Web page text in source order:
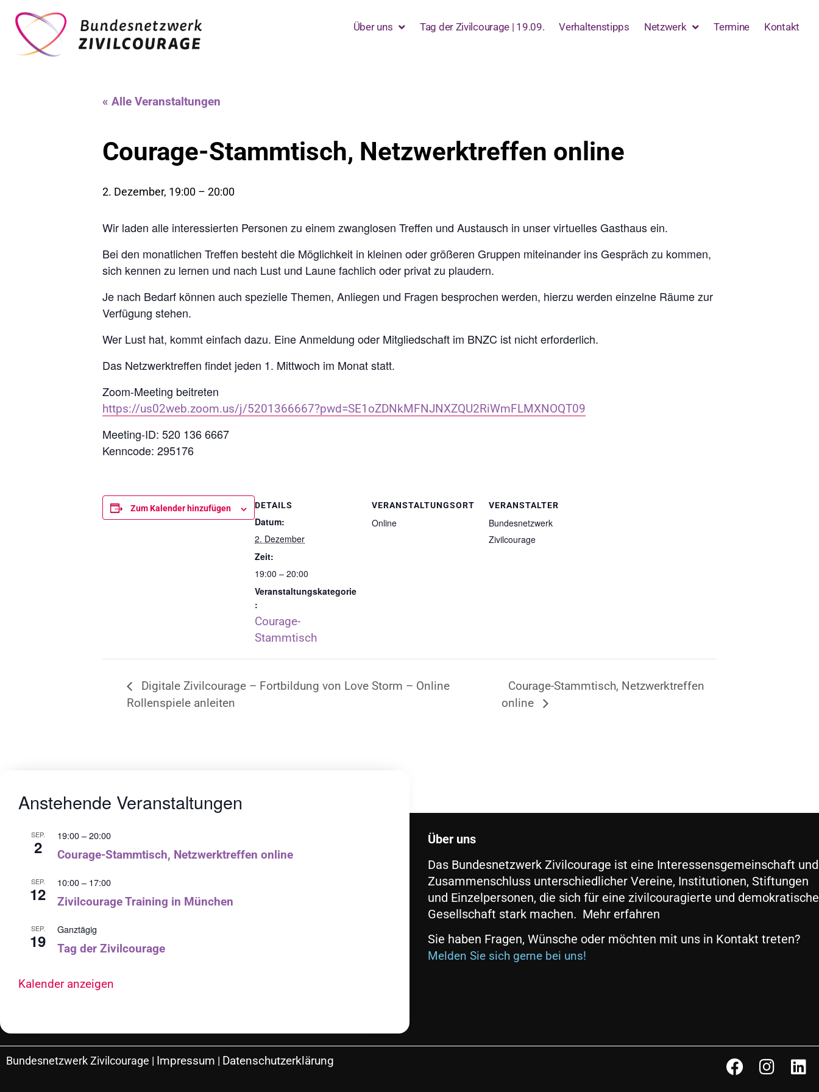
Über uns Tag der Zivilcourage | 19.09. Verhaltenstipps Netzwerk Termine Kontakt
« Alle Veranstaltungen
Courage-Stammtisch, Netzwerktreffen online
2. Dezember, 19:00 – 20:00
Wir laden alle interessierten Personen zu einem zwanglosen Treffen und Austausch in unser virtuelles Gasthaus ein.
Bei den monatlichen Treffen besteht die Möglichkeit in kleinen oder größeren Gruppen miteinander ins Gespräch zu kommen,
sich kennen zu lernen und nach Lust und Laune fachlich oder privat zu plaudern.
Je nach Bedarf können auch spezielle Themen, Anliegen und Fragen besprochen werden, hierzu werden einzelne Räume zur
Verfügung stehen.
Wer Lust hat, kommt einfach dazu. Eine Anmeldung oder Mitgliedschaft im BNZC ist nicht erforderlich.
Das Netzwerktreffen findet jeden 1. Mittwoch im Monat statt.
Zoom-Meeting beitreten
https://us02web.zoom.us/j/5201366667?pwd=SE1oZDNkMFNJNXZQU2RiWmFLMXNOQT09
Meeting-ID: 520 136 6667
Kenncode: 295176
Zum Kalender hinzufügen DETAILS
Datum:
2. Dezember
Zeit:
19:00 – 20:00
Veranstaltungskategorie
:
Courage-
Stammtisch
VERANSTALTUNGSORT
Online
VERANSTALTER
Bundesnetzwerk
Zivilcourage
Digitale Zivilcourage – Fortbildung von Love Storm – Online
Rollenspiele anleiten
Courage-Stammtisch, Netzwerktreffen
online
Anstehende Veranstaltungen
SEP.
2
19:00–20:00
Courage-Stammtisch, Netzwerktreffen online
SEP.
12
10:00– 17:00
Zivilcourage Training in München
SEP.
19
Ganztägig
Tag der Zivilcourage
Kalender anzeigen
Über uns
Das Bundesnetzwerk Zivilcourage ist eine Interessensgemeinschaft und
Zusammenschluss unterschiedlicher Vereine, Institutionen, Stiftungen
und Einzelpersonen, die sich für eine zivilcouragierte und demokratische
Gesellschaft stark machen. Mehr erfahren
Sie haben Fragen, Wünsche oder möchten mit uns in Kontakt treten?
Melden Sie sich gerne bei uns!
Bundesnetzwerk Zivilcourage | Impressum | Datenschutzerklärung